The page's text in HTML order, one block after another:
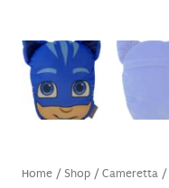
Home/ Shop/Cameretta/